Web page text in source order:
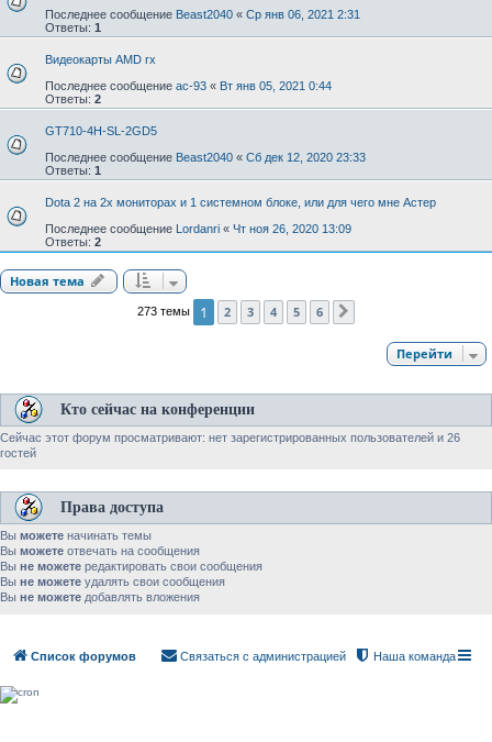
Последнее сообщение Beast2040 « Ср янв 06, 2021 2:31
Ответы: 1
Видеокарты AMD rx
Последнее сообщение ac-93 « Вт янв 05, 2021 0:44
Ответы: 2
GT710-4H-SL-2GD5
Последнее сообщение Beast2040 « Сб дек 12, 2020 23:33
Ответы: 1
Dota 2 на 2х мониторах и 1 системном блоке, или для чего мне Астер
Последнее сообщение Lordanri « Чт ноя 26, 2020 13:09
Ответы: 2
Новая тема
273 темы 1 2 3 4 5 6
Перейти
Кто сейчас на конференции
Сейчас этот форум просматривают: нет зарегистрированных пользователей и 26
гостей
Права доступа
Вы можете начинать темы
Вы можете отвечать на сообщения
Вы не можете редактировать свои сообщения
Вы не можете удалять свои сообщения
Вы не можете добавлять вложения
Список форумов Наша команда
Связаться с администрацией